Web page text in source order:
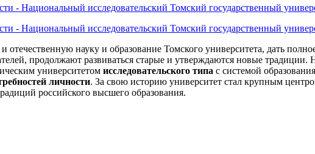
науку и образование Томского университета, дать
продолжают развиваться старые и утверждаются новые
университетом исследовательского типа с системой
личности. За свою историю университет стал крупным
российского высшего образования.